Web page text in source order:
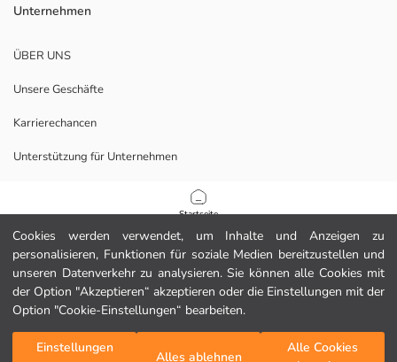
Cookies werden verwendet, um Inhalte und Anzeigen zu
personalisieren, Funktionen für soziale Medien bereitzustellen und
unseren Datenverkehr zu analysieren. Sie können alle Cookies mit
der Option "Akzeptieren“ akzeptieren oder die Einstellungen mit der
Option "Cookie-Einstellungen“ bearbeiten.
Einstellungen
Alles ablehnen
Alle Cookies
Startseite
Kategorien
Mein Warenkorb
Unternehmen
ÜBER UNS
Unsere Geschäfte
Karrierechancen
Unterstützung für Unternehmen
Datenschutzerklärung und Sicherheitspolitik
Nutzungsbedingungen
Laden Sie unsere App herunter.